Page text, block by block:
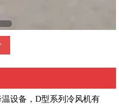
设备，D型系列冷风机有